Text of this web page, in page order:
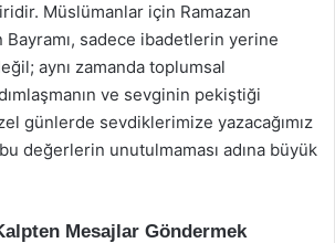
Müslümanlar için Ramazan
Bayramı, sadece ibadetlerin yerine
aynı zamanda toplumsal
ve sevginin pekiştiği
günlerde sevdiklerimize yazacağımız
değerlerin unutulmaması adına büyük
Mesajlar Göndermek